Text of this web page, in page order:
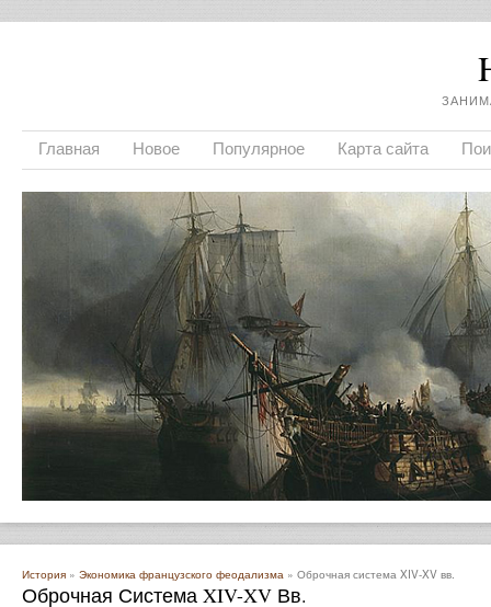
Главная Новое Популярное Карта сайта
История » Экономика французского феодализма » Оброчная система XIV-XV вв.
Оброчная Система XIV-XV Вв.